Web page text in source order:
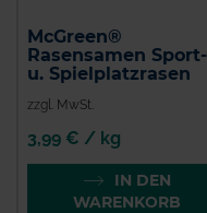
McGreen®
Rasensamen Sport-
u. Spielplatzrasen
zzgl. MwSt.
3,99 € / kg
IN DEN
WARENKORB